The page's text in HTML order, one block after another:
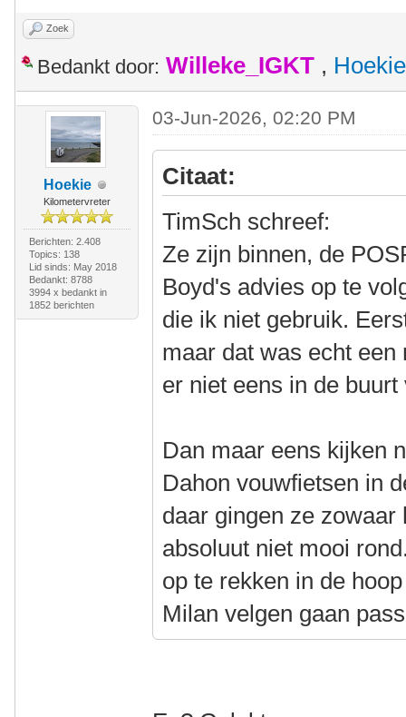
Zoek
Bedankt door: Willeke_IGKT , Hoekie
Hoekie
Kilometervreter
Berichten: 2.408
Topics: 138
Lid sinds: May 2018
Bedankt: 8788
3994 x bedankt in
1852 berichten
03-Jun-2026, 02:20 PM
Citaat:
TimSch schreef:
Ze zijn binnen, de
Boyd's advies op te
die ik niet gebruik.
maar dat was echt
er niet eens in de buurt
Dan maar eens kijken
Dahon vouwfietsen in
daar gingen ze
absoluut niet mooi
op te rekken in de
Milan velgen gaan